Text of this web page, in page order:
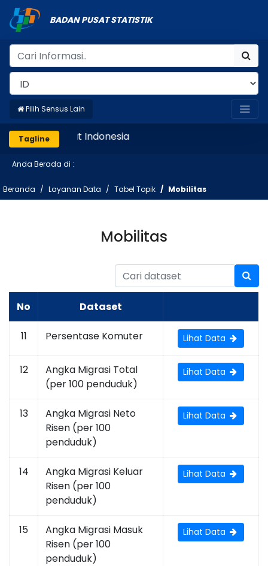
BADAN PUSAT STATISTIK
Pilih Sensus Lain
Tagline
Mencatat Indonesia
Anda Berada di :
Beranda Layanan Data Tabel Topik Mobilitas
Mobilitas
No Dataset
11 Persentase Komuter Lihat Data
12
Angka Migrasi Total
(per 100 penduduk)
Lihat Data
13
Angka Migrasi Neto
Risen (per 100
penduduk)
Lihat Data
14
Angka Migrasi Keluar
Risen (per 100
penduduk)
Lihat Data
15
Angka Migrasi Masuk
Risen (per 100
penduduk)
Lihat Data